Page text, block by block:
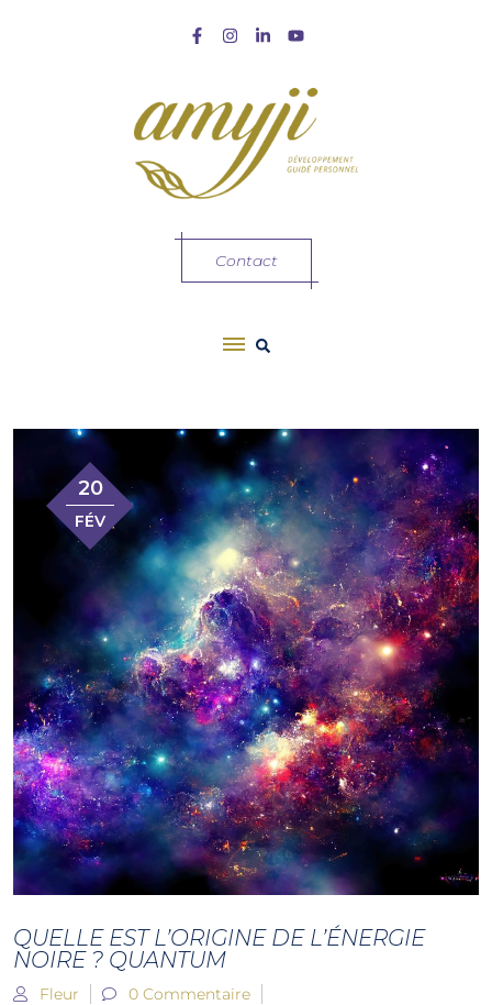
Contact
20
FÉV
QUELLE EST L’ORIGINE DE L’ÉNERGIE
NOIRE ? QUANTUM
Fleur 0 Commentaire